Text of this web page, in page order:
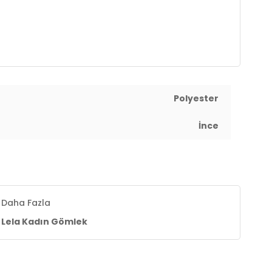
Polyester
İnce
Daha Fazla
Lela Kadın Gömlek